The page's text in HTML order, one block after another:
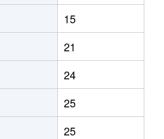
15
21
24
25
25